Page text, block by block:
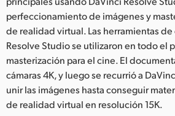
perfeccionamiento de imágenes y
de realidad virtual. Las herramientas
Resolve Studio se utilizaron en todo el
masterización para el cine. El
cámaras 4K, y luego se recurrió a
unir las imágenes hasta conseguir
de realidad virtual en resolución 15K.